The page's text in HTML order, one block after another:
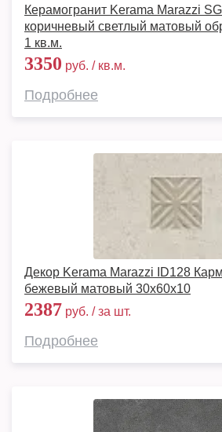
Керамогранит Kerama Marazzi
коричневый светлый матовый
1 кв.м.
3350 руб. / кв.м.
Подробнее
Декор Kerama Marazzi ID128
бежевый матовый 30x60x10
2387 руб. / за шт.
Подробнее